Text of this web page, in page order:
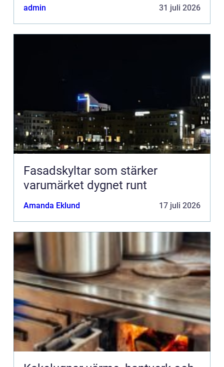
admin 31 juli 2026
Fasadskyltar som stärker
varumärket dygnet runt
Amanda Eklund 17 juli 2026